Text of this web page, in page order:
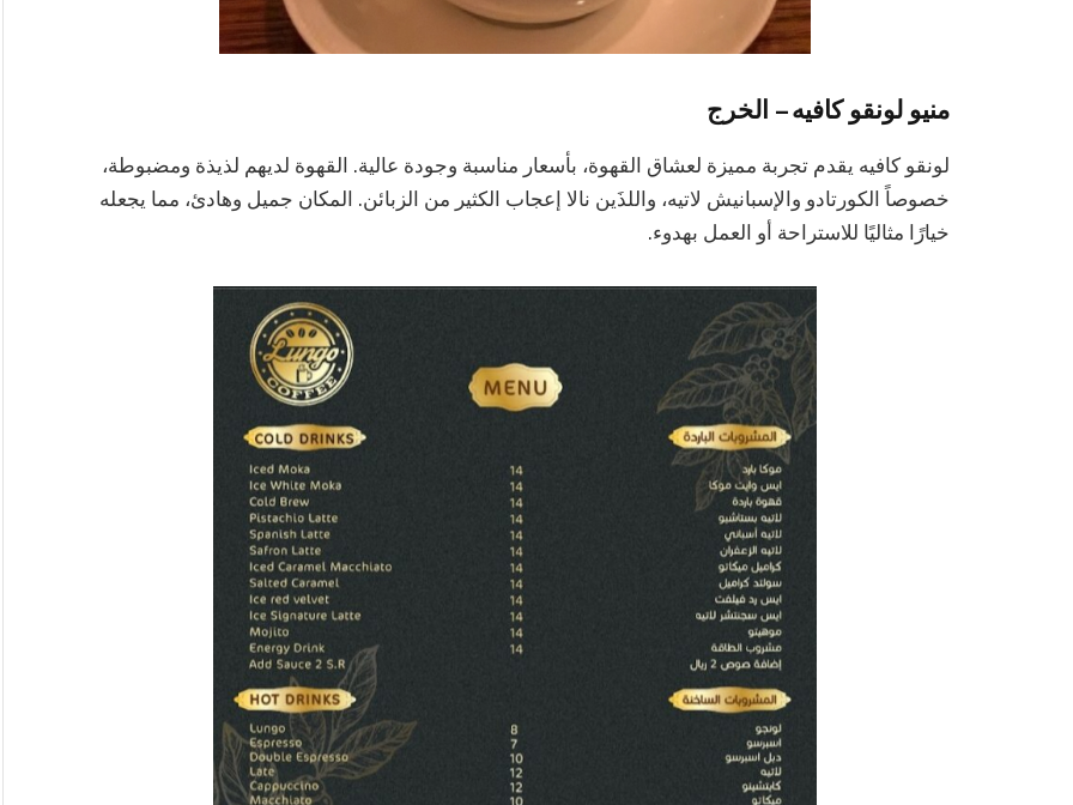
منيو لونقو كافيه – الخرج
لونقو كافيه يقدم تجربة مميزة لعشاق القهوة، بأسعار مناسبة وجودة عالية. القهوة لديهم لذيذة ومضبوطة،
خصوصاً الكورتادو والإسبانيش لاتيه، واللذَين نالا إعجاب الكثير من الزبائن. المكان جميل وهادئ، مما يجعله
خيارًا مثاليًا للاستراحة أو العمل بهدوء.